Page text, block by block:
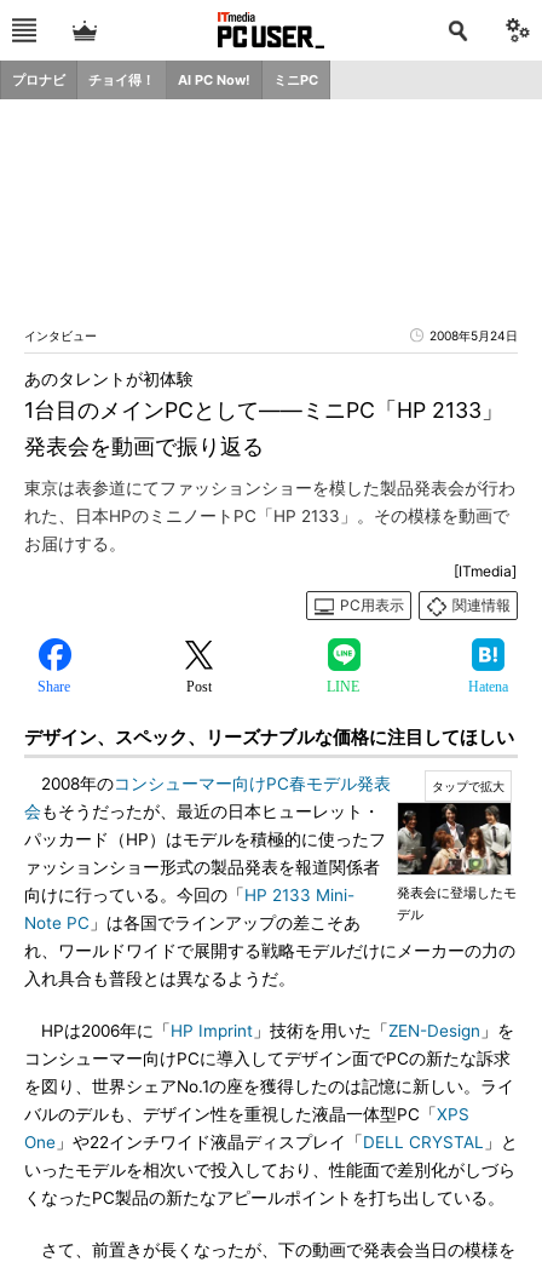
プロナビ チョイ得！ AI PC Now! ミニPC
インタビュー 2008年5月24日
1台目のメインPCとして――ミニPC「HP 2133」
発表会を動画で振り返る
あのタレントが初体験
東京は表参道にてファッションショーを模した製品発表会が行わ
れた、日本HPのミニノートPC「HP 2133」。その模様を動画で
お届けする。
[ITmedia]
PC用表示
関連情報
Share Post LINE Hatena
デザイン、スペック、リーズナブルな価格に注目してほしい
発表会に登場したモ
デル
2008年のコンシューマー向けPC春モデル発表
会もそうだったが、最近の日本ヒューレット・
パッカード（HP）はモデルを積極的に使ったフ
ァッションショー形式の製品発表を報道関係者
向けに行っている。今回の「HP 2133 Mini-
Note PC 」は各国でラインアップの差こそあ
れ、ワールドワイドで展開する戦略モデルだけにメーカーの力の
入れ具合も普段とは異なるようだ。
HPは2006年に「HP Imprint 」技術を用いた「ZEN-Design 」を
コンシューマー向けPCに導入してデザイン面でPCの新たな訴求
を図り、世界シェアNo.1の座を獲得したのは記憶に新しい。ライ
バルのデルも、デザイン性を重視した液晶一体型PC「XPS
One 」や22インチワイド液晶ディスプレイ「DELL CRYSTAL
」と
いったモデルを相次いで投入しており、性能面で差別化がしづら
くなったPC製品の新たなアピールポイントを打ち出している。
さて、前置きが長くなったが、下の動画で発表会当日の模様を